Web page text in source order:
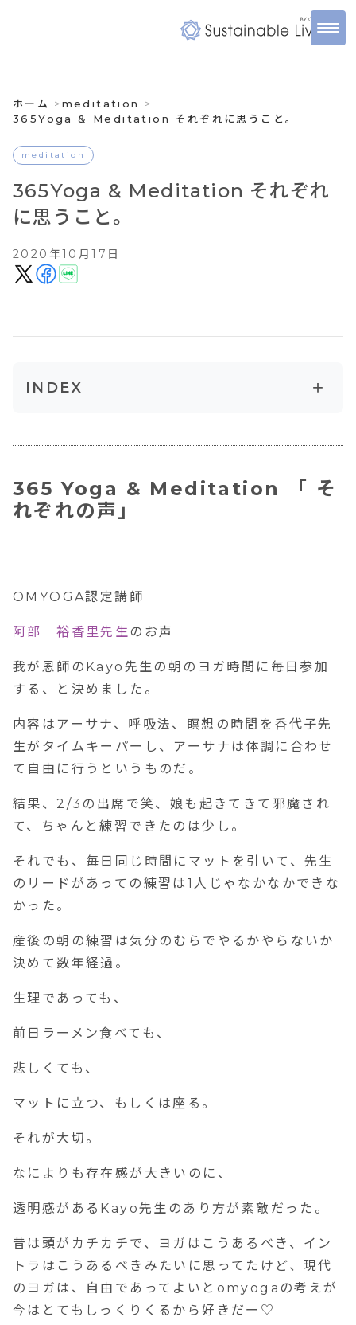
ホーム
meditation
365Yoga & Meditation それぞれに思うこと。
meditation
365Yoga & Meditation それぞれ
に思うこと。
2020年10月17日
INDEX +
365 Yoga & Meditation 「 そ
れぞれの声」
OMYOGA認定講師
阿部 裕香里先生 のお声
我が恩師のKayo先生の朝のヨガ時間に毎日参加
する、と決めました。
内容はアーサナ、呼吸法、瞑想の時間を香代子先
生がタイムキーパーし、アーサナは体調に合わせ
て自由に行うというものだ。
結果、2/3の出席で笑、娘も起きてきて邪魔され
て、ちゃんと練習できたのは少し。
それでも、毎日同じ時間にマットを引いて、先生
のリードがあっての練習は1人じゃなかなかできな
かった。
産後の朝の練習は気分のむらでやるかやらないか
決めて数年経過。
生理であっても、
前日ラーメン食べても、
悲しくても、
マットに立つ、もしくは座る。
それが大切。
なによりも存在感が大きいのに、
透明感があるKayo先生のあり方が素敵だった。
昔は頭がカチカチで、ヨガはこうあるべき、イン
トラはこうあるべきみたいに思ってたけど、現代
のヨガは、自由であってよいとomyogaの考えが
今はとてもしっくりくるから好きだー♡